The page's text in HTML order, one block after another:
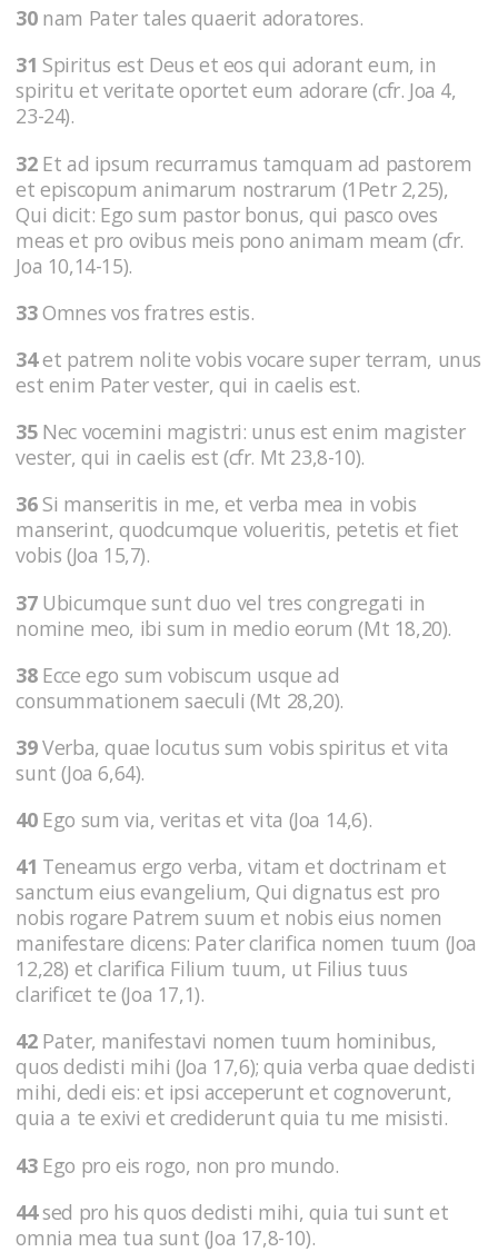
30nam Pater tales quaerit adoratores.
31 Spiritus est Deus et eos qui adorant eum, in
spiritu et veritate oportet eum adorare (cfr. Joa 4,
23-24).
32Et ad ipsum recurramus tamquam ad pastorem
et episcopum animarum nostrarum (1Petr 2,25),
Qui dicit: Ego sum pastor bonus, qui pasco oves
meas et pro ovibus meis pono animam meam (cfr.
Joa 10,14-15).
33Omnes vos fratres estis.
34et patrem nolite vobis vocare super terram, unus
est enim Pater vester, qui in caelis est.
35Nec vocemini magistri: unus est enim magister
vester, qui in caelis est (cfr. Mt 23,8-10).
36Si manseritis in me, et verba mea in vobis
manserint, quodcumque volueritis, petetis et fiet
vobis (Joa 15,7).
37Ubicumque sunt duo vel tres congregati in
nomine meo, ibi sum in medio eorum (Mt 18,20).
38Ecce ego sum vobiscum usque ad
consummationem saeculi (Mt 28,20).
39Verba, quae locutus sum vobis spiritus et vita
sunt (Joa 6,64).
40Ego sum via, veritas et vita (Joa 14,6).
41 Teneamus ergo verba, vitam et doctrinam et
sanctum eius evangelium, Qui dignatus est pro
nobis rogare Patrem suum et nobis eius nomen
manifestare dicens: Pater clarifica nomen tuum (Joa
12,28) et clarifica Filium tuum, ut Filius tuus
clarificet te (Joa 17,1).
42Pater, manifestavi nomen tuum hominibus,
quos dedisti mihi (Joa 17,6); quia verba quae dedisti
mihi, dedi eis: et ipsi acceperunt et cognoverunt,
quia a te exivi et crediderunt quia tu me misisti.
43Ego pro eis rogo, non pro mundo.
44sed pro his quos dedisti mihi, quia tui sunt et
omnia mea tua sunt (Joa 17,8-10).